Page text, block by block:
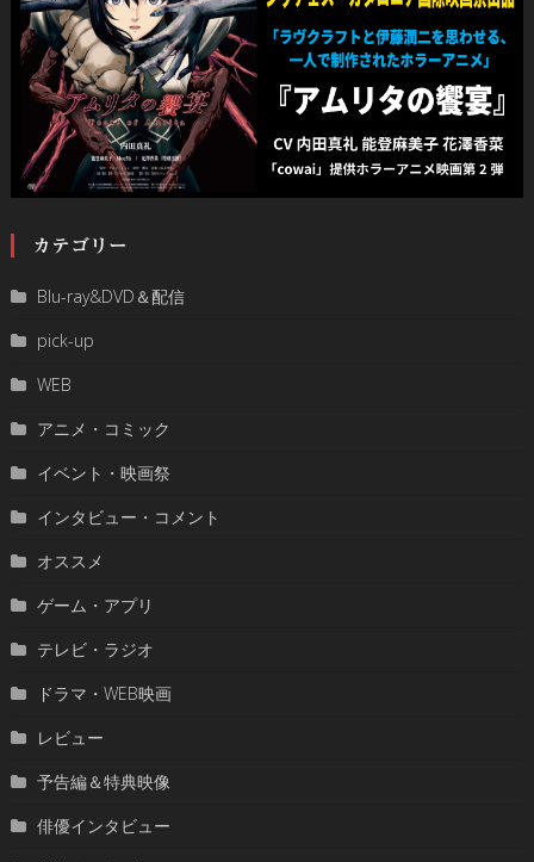
カテゴリー
Blu-ray&DVD＆配信
pick-up
WEB
アニメ・コミック
イベント・映画祭
インタビュー・コメント
オススメ
ゲーム・アプリ
テレビ・ラジオ
ドラマ・WEB映画
レビュー
予告編＆特典映像
俳優インタビュー